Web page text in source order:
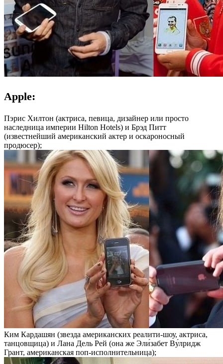
Apple:
Пэрис Хилтон (актриса, певица, дизайнер или просто
наследница империи Hilton Hotels) и Брэд Питт
(известнейший американский актер и оскароносный
продюсер);
Ким Кардашян (звезда американских реалити-шоу, актриса,
танцовщица) и Лана Дель Рей (она же Эли́забет Ву́лридж
Грант, американская поп-исполнительница);